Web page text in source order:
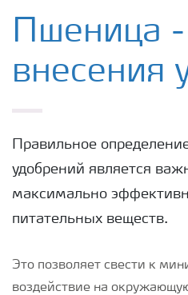
Удобрения Yara
Культуры
Хранение удобрений и
Пшеница
внесения
Правильное
удобрений является
максимально
питательных веществ.
Это позволяет свести к
воздействие на